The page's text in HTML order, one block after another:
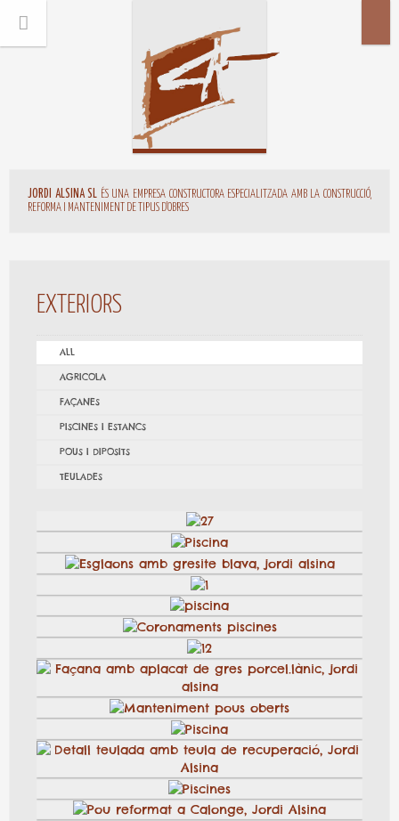
JORDI ALSINA SL ÉS UNA EMPRESA CONSTRUCTORA ESPECIALITZADA AMB LA CONSTRUCCIÓ,
REFORMA I MANTENIMENT DE TIPUS D'OBRES
EXTERIORS
ALL
AGRICOLA
FAÇANES
PISCINES I ESTANCS
POUS I DIPOSITS
TEULADES